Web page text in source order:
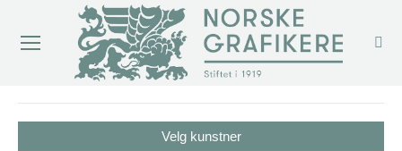
Velg kunstner